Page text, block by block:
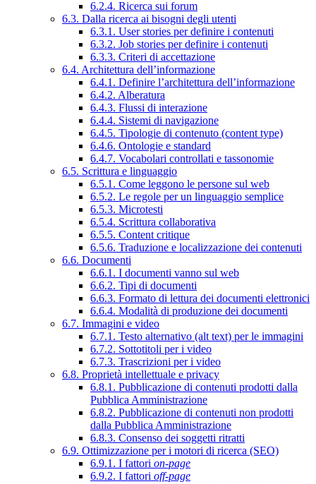
6.2.4. Ricerca sui forum
6.3. Dalla ricerca ai bisogni degli utenti
6.3.1. User stories per definire i contenuti
6.3.2. Job stories per definire i contenuti
6.3.3. Criteri di accettazione
6.4. Architettura dell’informazione
6.4.1. Definire l’architettura dell’informazione
6.4.2. Alberatura
6.4.3. Flussi di interazione
6.4.4. Sistemi di navigazione
6.4.5. Tipologie di contenuto (content type)
6.4.6. Ontologie e standard
6.4.7. Vocabolari controllati e tassonomie
6.5. Scrittura e linguaggio
6.5.1. Come leggono le persone sul web
6.5.2. Le regole per un linguaggio semplice
6.5.3. Microtesti
6.5.4. Scrittura collaborativa
6.5.5. Content critique
6.5.6. Traduzione e localizzazione dei contenuti
6.6. Documenti
6.6.1. I documenti vanno sul web
6.6.2. Tipi di documenti
6.6.3. Formato di lettura dei documenti elettronici
6.6.4. Modalità di produzione dei documenti
6.7. Immagini e video
6.7.1. Testo alternativo (alt text) per le immagini
6.7.2. Sottotitoli per i video
6.7.3. Trascrizioni per i video
6.8. Proprietà intellettuale e privacy
6.8.1. Pubblicazione di contenuti prodotti dalla
Pubblica Amministrazione
6.8.2. Pubblicazione di contenuti non prodotti
dalla Pubblica Amministrazione
6.8.3. Consenso dei soggetti ritratti
6.9. Ottimizzazione per i motori di ricerca (SEO)
6.9.1. I fattori on-page
6.9.2. I fattori off-page